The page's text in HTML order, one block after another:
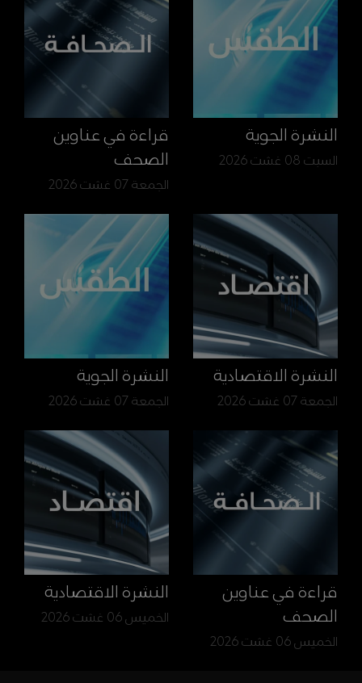
النشرة الجوية
السبت 08 غشت 2026
قراءة في عناوين
الصحف
الجمعة 07 غشت 2026
النشرة الاقتصادية
الجمعة 07 غشت 2026
النشرة الجوية
الجمعة 07 غشت 2026
قراءة في عناوين
الصحف
الخميس 06 غشت 2026
النشرة الاقتصادية
الخميس 06 غشت 2026